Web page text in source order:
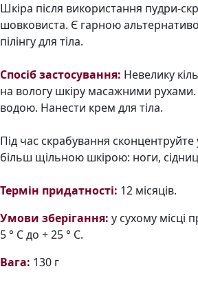
Шкіра після використання пудри-
шовковиста. Є гарною
пілінгу для тіла.
Спосіб застосування: Невелику
на вологу шкіру масажними
водою. Нанести крем для тіла.
Під час скрабування сконцентруйте
більш щільною шкірою: ноги,
Термін придатності: 12 місяців.
Умови зберігання: у сухому місці
5 ° С до + 25 ° С.
Вага: 130 г